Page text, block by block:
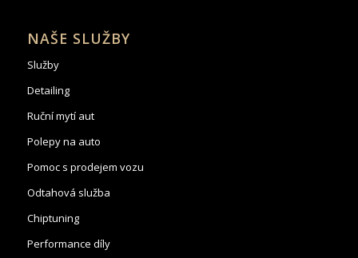
NAŠE SLUŽBY
Služby
Detailing
Ruční mytí aut
Polepy na auto
Pomoc s prodejem vozu
Odtahová služba
Chiptuning
Performance díly